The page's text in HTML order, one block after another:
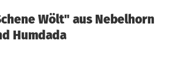
Wölt" aus Nebelhorn
Humdada